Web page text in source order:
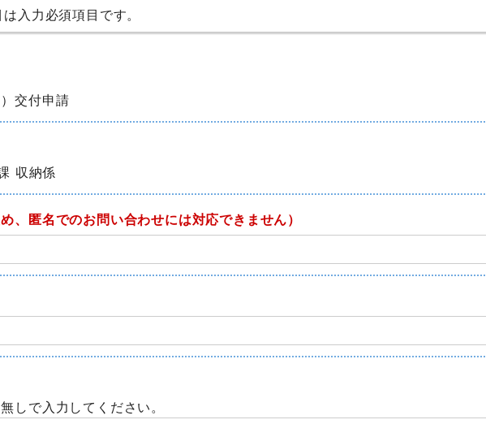
入力必須項目です。
交付申請
収納係
、匿名でのお問い合わせには対応できません）
しで入力してください。